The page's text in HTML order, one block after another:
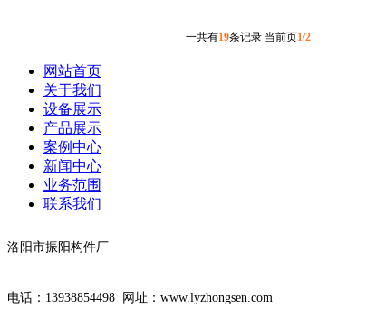
一共有19条记录 当前页1/2
网站首页
关于我们
设备展示
产品展示
案例中心
新闻中心
业务范围
联系我们
洛阳市振阳构件厂
电话：13938854498 网址：www.lyzhongsen.com